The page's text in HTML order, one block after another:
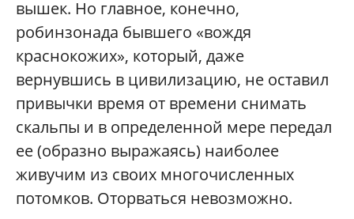
вышек. Но главное, конечно,
робинзонада бывшего «вождя
краснокожих», который, даже
вернувшись в цивилизацию, не оставил
привычки время от времени снимать
скальпы и в определенной мере передал
ее (образно выражаясь) наиболее
живучим из своих многочисленных
потомков. Оторваться невозможно.